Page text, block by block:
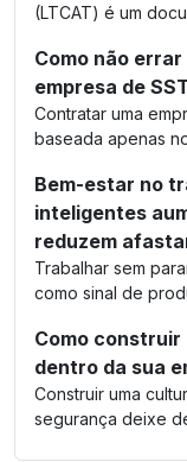
(LTCAT) é um
Como não
empresa de
Contratar uma
baseada apenas
Bem-estar no
inteligentes
reduzem
Trabalhar sem
como sinal de
Como
dentro da sua
Construir uma
segurança deixe